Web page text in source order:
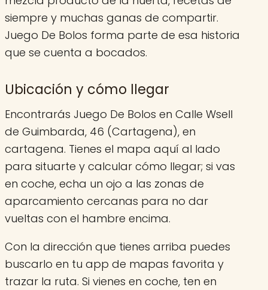
siempre y muchas ganas de compartir.
Juego De Bolos forma parte de esa historia
que se cuenta a bocados.
Ubicación y cómo llegar
Encontrarás Juego De Bolos en Calle Wsell
de Guimbarda, 46 (Cartagena), en
cartagena. Tienes el mapa aquí al lado
para situarte y calcular cómo llegar; si vas
en coche, echa un ojo a las zonas de
aparcamiento cercanas para no dar
vueltas con el hambre encima.
Con la dirección que tienes arriba puedes
buscarlo en tu app de mapas favorita y
trazar la ruta. Si vienes en coche, ten en